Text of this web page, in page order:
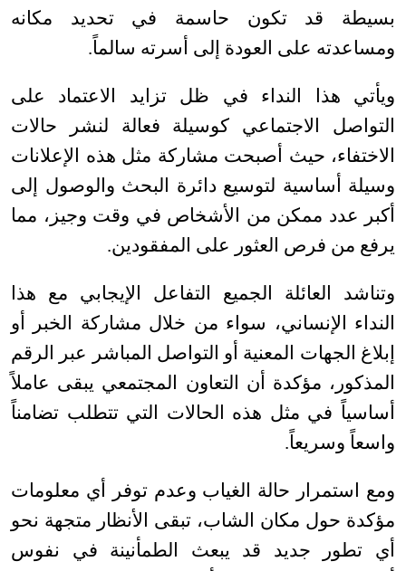
بسيطة قد تكون حاسمة في تحديد مكانه
ومساعدته على العودة إلى أسرته سالماً.
ويأتي هذا النداء في ظل تزايد الاعتماد على
التواصل الاجتماعي كوسيلة فعالة لنشر حالات
الاختفاء، حيث أصبحت مشاركة مثل هذه الإعلانات
وسيلة أساسية لتوسيع دائرة البحث والوصول إلى
أكبر عدد ممكن من الأشخاص في وقت وجيز، مما
يرفع من فرص العثور على المفقودين.
وتناشد العائلة الجميع التفاعل الإيجابي مع هذا
النداء الإنساني، سواء من خلال مشاركة الخبر أو
إبلاغ الجهات المعنية أو التواصل المباشر عبر الرقم
المذكور، مؤكدة أن التعاون المجتمعي يبقى عاملاً
أساسياً في مثل هذه الحالات التي تتطلب تضامناً
واسعاً وسريعاً.
ومع استمرار حالة الغياب وعدم توفر أي معلومات
مؤكدة حول مكان الشاب، تبقى الأنظار متجهة نحو
أي تطور جديد قد يبعث الطمأنينة في نفوس